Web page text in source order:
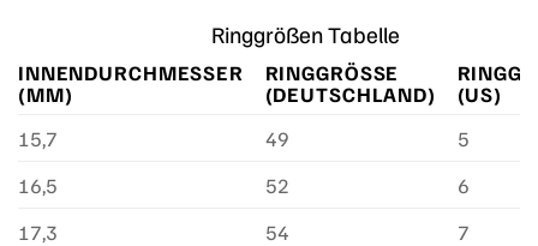
Ringgrößen Tabelle
INNENDURCHMESSER
(MM)
RINGGRÖSSE (
DEUTSCHLAND)
US)
15,7
49
5
16,5
52
6
17,3
54
7